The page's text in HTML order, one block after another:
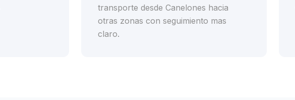
transporte desde Canelones hacia
otras zonas con seguimiento mas
claro.